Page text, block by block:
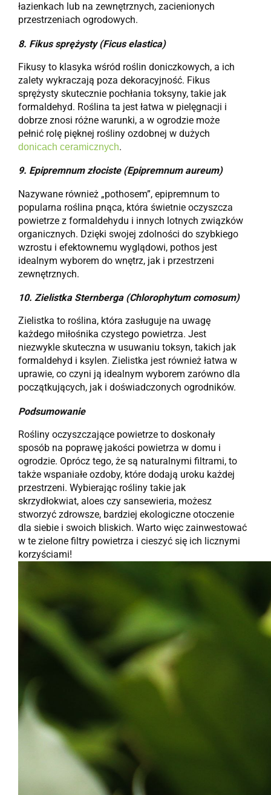
łazienkach lub na zewnętrznych, zacienionych
przestrzeniach ogrodowych.
8. Fikus sprężysty (Ficus elastica)
Fikusy to klasyka wśród roślin doniczkowych, a ich
zalety wykraczają poza dekoracyjność. Fikus
sprężysty skutecznie pochłania toksyny, takie jak
formaldehyd. Roślina ta jest łatwa w pielęgnacji i
dobrze znosi różne warunki, a w ogrodzie może
pełnić rolę pięknej rośliny ozdobnej w dużych
donicach ceramicznych.
9. Epipremnum złociste (Epipremnum aureum)
Nazywane również „pothosem”, epipremnum to
popularna roślina pnąca, która świetnie oczyszcza
powietrze z formaldehydu i innych lotnych związków
organicznych. Dzięki swojej zdolności do szybkiego
wzrostu i efektownemu wyglądowi, pothos jest
idealnym wyborem do wnętrz, jak i przestrzeni
zewnętrznych.
10. Zielistka Sternberga (Chlorophytum comosum)
Zielistka to roślina, która zasługuje na uwagę
każdego miłośnika czystego powietrza. Jest
niezwykle skuteczna w usuwaniu toksyn, takich jak
formaldehyd i ksylen. Zielistka jest również łatwa w
uprawie, co czyni ją idealnym wyborem zarówno dla
początkujących, jak i doświadczonych ogrodników.
Podsumowanie
Rośliny oczyszczające powietrze to doskonały
sposób na poprawę jakości powietrza w domu i
ogrodzie. Oprócz tego, że są naturalnymi filtrami, to
także wspaniałe ozdoby, które dodają uroku każdej
przestrzeni. Wybierając rośliny takie jak
skrzydłokwiat, aloes czy sansewieria, możesz
stworzyć zdrowsze, bardziej ekologiczne otoczenie
dla siebie i swoich bliskich. Warto więc zainwestować
w te zielone filtry powietrza i cieszyć się ich licznymi
korzyściami!